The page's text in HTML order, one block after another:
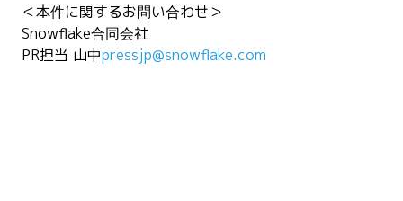
＜本件に関するお問い合わせ＞
Snowflake合同会社
PR担当 山中pressjp@snowflake.com